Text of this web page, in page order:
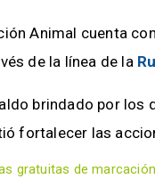
Animal cuenta
de la línea de la
brindado por los
fortalecer las
gratuitas de